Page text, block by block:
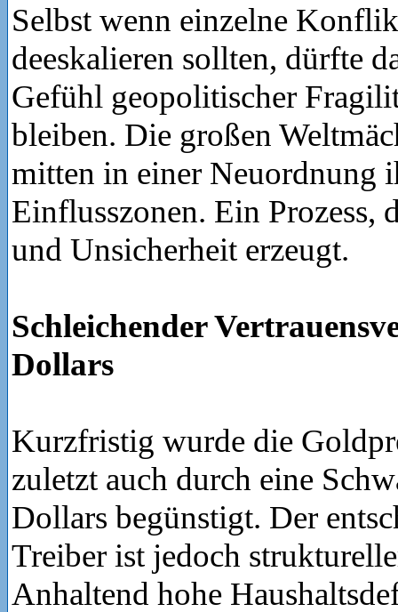
Selbst wenn einzelne
deeskalieren sollten, dürfte
Gefühl geopolitischer
bleiben. Die großen
mitten in einer Neuordnung
Einflusszonen. Ein Prozess,
und Unsicherheit erzeugt.
Schleichender
Dollars
Kurzfristig wurde die
zuletzt auch durch eine
Dollars begünstigt. Der
Treiber ist jedoch
Anhaltend hohe